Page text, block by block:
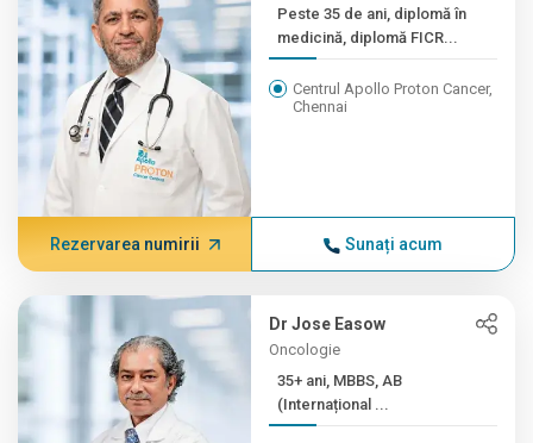
Peste 35 de ani, diplomă în
medicină, diplomă FICR...
Centrul Apollo Proton Cancer,
Chennai
Rezervarea numirii Sunați acum
Dr Jose Easow
Oncologie
35+ ani, MBBS, AB
(Internațional ...